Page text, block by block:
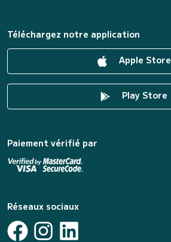
Téléchargez notre application
Apple Store
Play Store
Paiement vérifié par
Réseaux sociaux